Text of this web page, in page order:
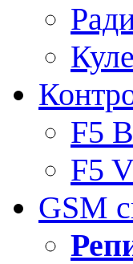
F5
F5
GSM